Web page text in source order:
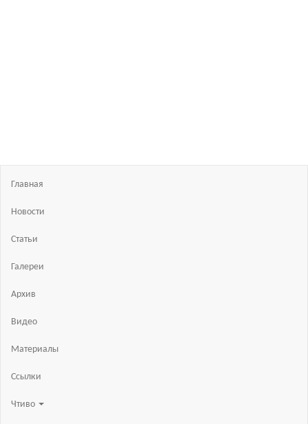
Главная
Новости
Статьи
Галереи
Архив
Видео
Материалы
Ссылки
Чтиво